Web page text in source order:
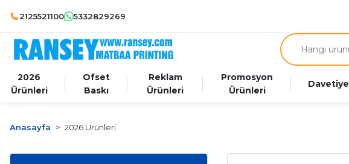
2125521100 5332829269
2026
Ürünleri
Ofset
Baskı
Reklam
Ürünleri
Promosyon
Ürünleri
Davetiye
Anasayfa 2026 Ürünleri